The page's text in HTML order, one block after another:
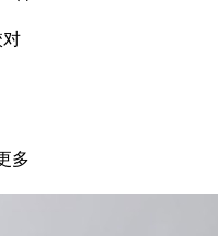
对
多